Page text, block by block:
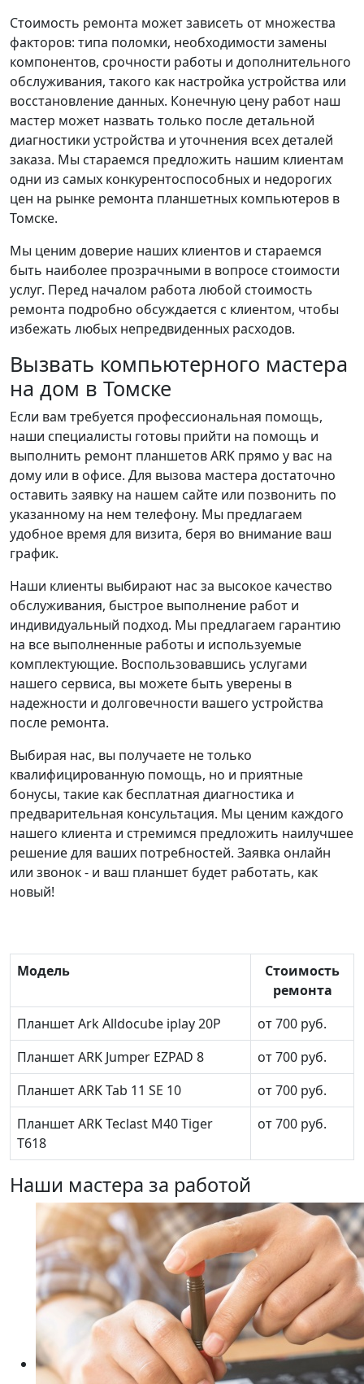
Стоимость ремонта может зависеть от множества
факторов: типа поломки, необходимости замены
компонентов, срочности работы и дополнительного
обслуживания, такого как настройка устройства или
восстановление данных. Конечную цену работ наш
мастер может назвать только после детальной
диагностики устройства и уточнения всех деталей
заказа. Мы стараемся предложить нашим клиентам
одни из самых конкурентоспособных и недорогих
цен на рынке ремонта планшетных компьютеров в
Томске.
Мы ценим доверие наших клиентов и стараемся
быть наиболее прозрачными в вопросе стоимости
услуг. Перед началом работа любой стоимость
ремонта подробно обсуждается с клиентом, чтобы
избежать любых непредвиденных расходов.
Вызвать компьютерного мастера
на дом в Томске
Если вам требуется профессиональная помощь,
наши специалисты готовы прийти на помощь и
выполнить ремонт планшетов ARK прямо у вас на
дому или в офисе. Для вызова мастера достаточно
оставить заявку на нашем сайте или позвонить по
указанному на нем телефону. Мы предлагаем
удобное время для визита, беря во внимание ваш
график.
Наши клиенты выбирают нас за высокое качество
обслуживания, быстрое выполнение работ и
индивидуальный подход. Мы предлагаем гарантию
на все выполненные работы и используемые
комплектующие. Воспользовавшись услугами
нашего сервиса, вы можете быть уверены в
надежности и долговечности вашего устройства
после ремонта.
Выбирая нас, вы получаете не только
квалифицированную помощь, но и приятные
бонусы, такие как бесплатная диагностика и
предварительная консультация. Мы ценим каждого
нашего клиента и стремимся предложить наилучшее
решение для ваших потребностей. Заявка онлайн
или звонок - и ваш планшет будет работать, как
новый!
Модель
Стоимость
ремонта
Планшет Ark Alldocube iplay 20P
от 700 руб.
Планшет ARK Jumper EZPAD 8
от 700 руб.
Планшет ARK Tab 11 SE 10
от 700 руб.
Планшет ARK Teclast M40 Tiger
T618
от 700 руб.
Наши мастера за работой